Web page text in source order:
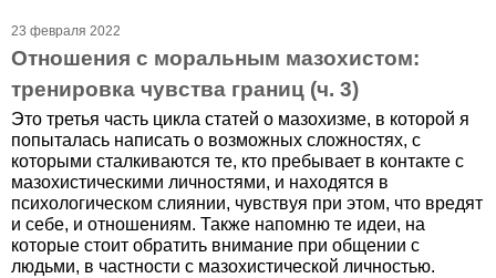
23 февраля 2022
Отношения с моральным мазохистом:
тренировка чувства границ (ч. 3)
Это третья часть цикла статей о мазохизме, в которой я
попыталась написать о возможных сложностях, с
которыми сталкиваются те, кто пребывает в контакте с
мазохистическими личностями, и находятся в
психологическом слиянии, чувствуя при этом, что вредят
и себе, и отношениям. Также напомню те идеи, на
которые стоит обратить внимание при общении с
людьми, в частности с мазохистической личностью.